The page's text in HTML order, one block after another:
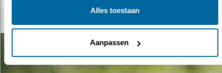
Alles toestaan
Aanpassen